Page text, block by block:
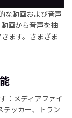
な動画および音声
画から音声を抽
ます。さまざま
：メディアファイ
テッカー、トラン